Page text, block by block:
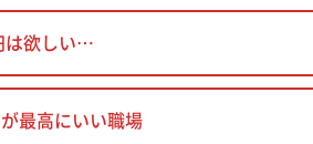
は欲しい…
最高にいい職場